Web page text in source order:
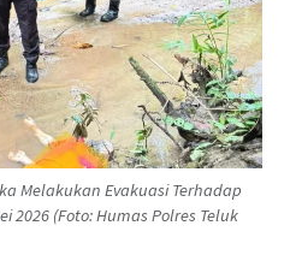
Melakukan Evakuasi Terhadap
2026 (Foto: Humas Polres Teluk